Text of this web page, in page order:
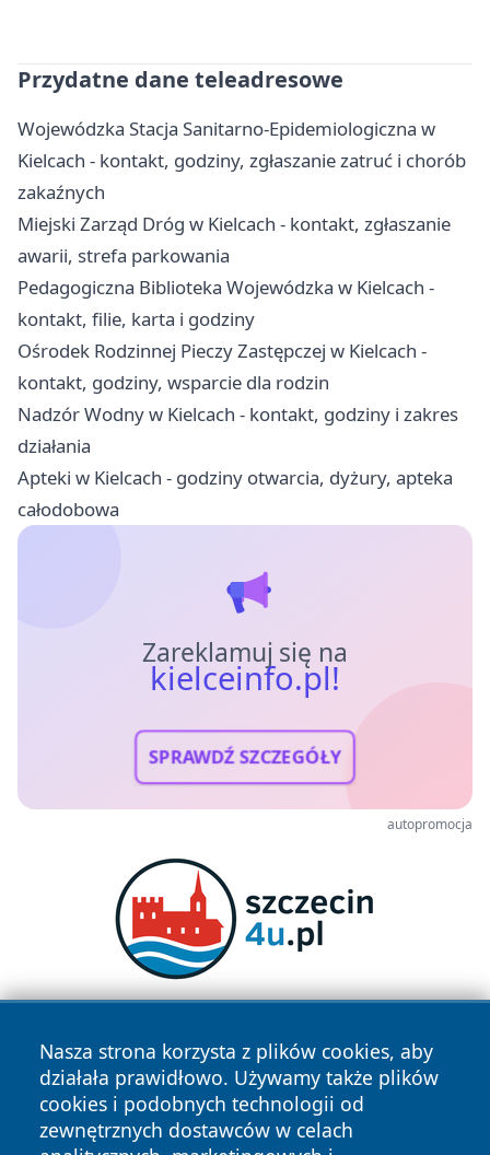
Przydatne dane teleadresowe
Wojewódzka Stacja Sanitarno-Epidemiologiczna w
Kielcach - kontakt, godziny, zgłaszanie zatruć i chorób
zakaźnych
Miejski Zarząd Dróg w Kielcach - kontakt, zgłaszanie
awarii, strefa parkowania
Pedagogiczna Biblioteka Wojewódzka w Kielcach -
kontakt, filie, karta i godziny
Ośrodek Rodzinnej Pieczy Zastępczej w Kielcach -
kontakt, godziny, wsparcie dla rodzin
Nadzór Wodny w Kielcach - kontakt, godziny i zakres
działania
Apteki w Kielcach - godziny otwarcia, dyżury, apteka
całodobowa
Zareklamuj się na
kielceinfo.pl!
SPRAWDŹ SZCZEGÓŁY
autopromocja
Nasza strona korzysta z plików cookies, aby
działała prawidłowo. Używamy także plików
cookies i podobnych technologii od
zewnętrznych dostawców w celach